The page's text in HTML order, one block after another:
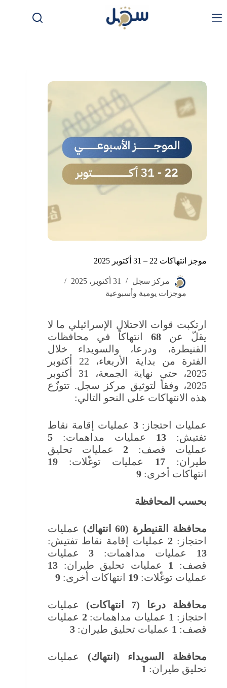
إلى
المحتوى
موجز انتهاكات 22 – 31 أكتوبر 2025
مركز سجل
31 أكتوبر، 2025
موجزات يومية وأسبوعية
ارتكبت قوات الاحتلال الإسرائيلي ما لا
يقلّ عن 68انتهاكاً في محافظات
القنيطرة، ودرعا، والسويداء خلال
الفترة من بداية الأربعاء، 22 أكتوبر
2025، حتى نهاية الجمعة، 31 أكتوبر
2025، وفقاً لتوثيق مركز سجل. تتوزّع
هذه الانتهاكات على النحو التالي:
عمليات احتجاز:3 عمليات إقامة نقاط
تفتيش:13 عمليات مداهمات:5
عمليات قصف: 2عمليات تحليق
طيران:17 عمليات توغّلات:19
انتهاكات أخرى: 9
بحسب المحافظة
محافظة القنيطرة (60 انتهاك)
عمليات
احتجاز: 2عمليات إقامة نقاط تفتيش:
13 عمليات مداهمات: 3عمليات
قصف:
1 عمليات تحليق طيران:13
عمليات توغّلات: 19 انتهاكات أخرى: 9
محافظة درعا (7 انتهاكات)
عمليات
احتجاز: 1 عمليات مداهمات:2 عمليات
قصف: 1 عمليات تحليق طيران: 3
محافظة السويداء (انتهاك) عمليات
تحليق طيران: 1